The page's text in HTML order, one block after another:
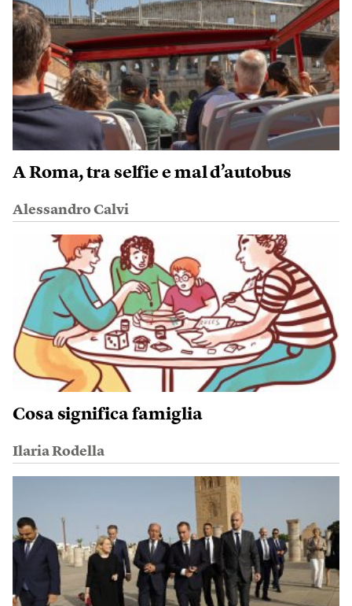
A Roma, tra selfie e mal d’autobus
Alessandro Calvi
Cosa significa famiglia
Ilaria Rodella